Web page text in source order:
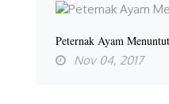
Peternak Ayam
Nov 04, 2017